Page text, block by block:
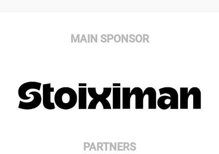
MAIN SPONSOR
PARTNERS